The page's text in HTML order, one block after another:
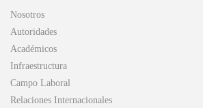
Nosotros
Autoridades
Académicos
Infraestructura
Campo Laboral
Relaciones Internacionales